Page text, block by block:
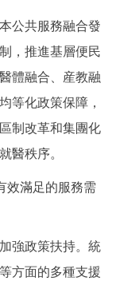
公共服務融合發
，推進基層便民
體融合、産教融
等化政策保障，
制改革和集團化
醫秩序。
滿足的服務需
強政策扶持。統
方面的多種支援